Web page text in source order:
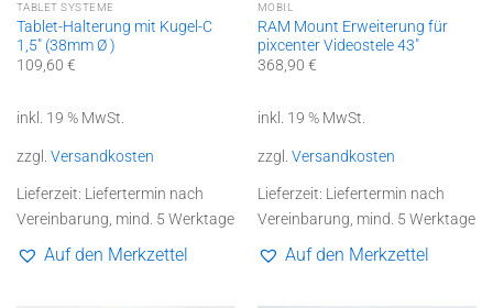
TABLET SYSTEME
Tablet-Halterung mit Kugel-C
1,5″ (38mm Ø )
109,60 €
inkl. 19 % MwSt.
zzgl. Versandkosten
Lieferzeit: Liefertermin nach
Vereinbarung, mind. 5 Werktage
Auf den Merkzettel
MOBIL
RAM Mount Erweiterung für
pixcenter Videostele 43″
368,90 €
inkl. 19 % MwSt.
zzgl. Versandkosten
Lieferzeit: Liefertermin nach
Vereinbarung, mind. 5 Werktage
Auf den Merkzettel